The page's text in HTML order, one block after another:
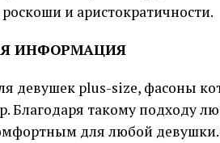
и аристократичности.
ИНФОРМАЦИЯ
девушек plus-size, фасоны
Благодаря такому подходу
для любой девушки.